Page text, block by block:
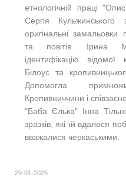
етнологічній праці
Сергія
оригінальні замальовки
та повітів. Ірина
ідентифікацію відомої
Білоус та
Допомогла
Кропивниччини і
"Баба Єлька" Інна
зразків, які їй вдалося
вважалися черкаськими.
29-01-2025